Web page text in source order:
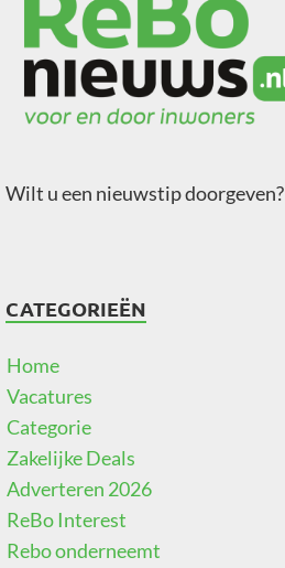
Wilt u een nieuwstip doorgeven?
CATEGORIEËN
Home
Vacatures
Categorie
Zakelijke Deals
Adverteren 2026
ReBo Interest
Rebo onderneemt